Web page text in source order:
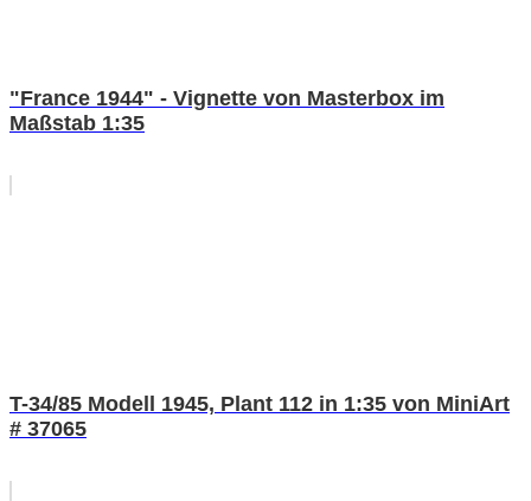
"France 1944" - Vignette von Masterbox im
Maßstab 1:35
T-34/85 Modell 1945, Plant 112 in 1:35 von MiniArt
# 37065